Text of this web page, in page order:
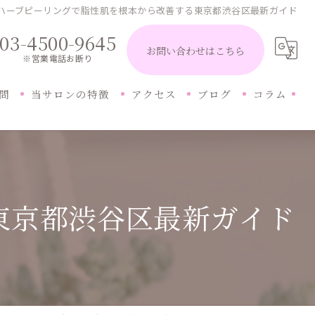
ーブピーリングで脂性肌を根本から改善する東京都渋谷区最新ガイド
03-4500-9645
※営業電話お断り
お問い合わせはこちら
当サロンの特徴
シミ
アクセス ブログ コラム
都渋谷区最新ガイド